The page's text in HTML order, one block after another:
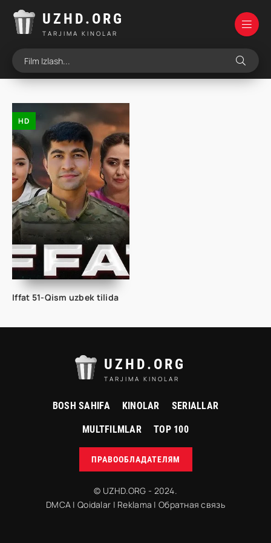
UZHD.ORG
TARJIMA KINOLAR
HD
Iffat 51-Qism uzbek tilida
UZHD.ORG
TARJIMA KINOLAR
BOSH SAHIFA KINOLAR SERIALLAR
MULTFILMLAR TOP 100
ПРАВООБЛАДАТЕЛЯМ
© UZHD.ORG - 2024.
DMCA |Qoidalar | Reklama | Обратная связь